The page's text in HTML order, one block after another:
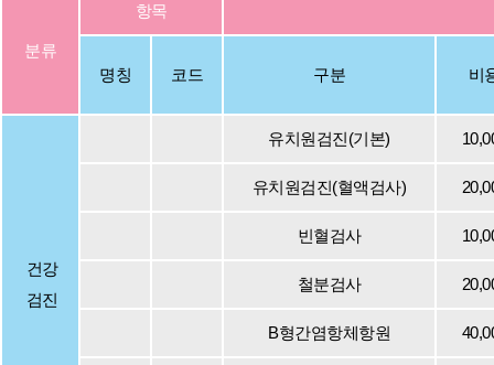
분류
항목
명칭 코드 구분 비
건강
검진
유치원검진(기본)
유치원검진(혈액검사)
빈혈검사
철분검사
B형간염항체항원